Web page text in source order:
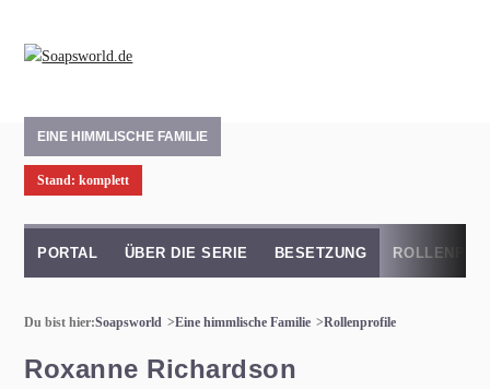
EINE HIMMLISCHE FAMILIE
Stand: komplett
PORTAL ÜBER DIE SERIE BESETZUNG
Du bist hier:Soapsworld Eine himmlische Familie Rollenprofile
Roxanne Richardson